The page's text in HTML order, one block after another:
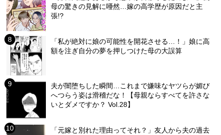
母の驚きの見解に唖然…嫁の高学歴が原因だと主
張!?
「私が絶対に娘の可能性を開花させる…！」娘に高
額を注ぎ自分の夢を押しつけた母の大誤算
夫が闇堕ちした瞬間…これまで嫌味なヤツらが媚び
へつらう姿は滑稽だな！【母親ならすべてを許さな
いとダメですか？ Vol.28】
「元嫁と別れた理由ってそれ？」友人から夫の過去